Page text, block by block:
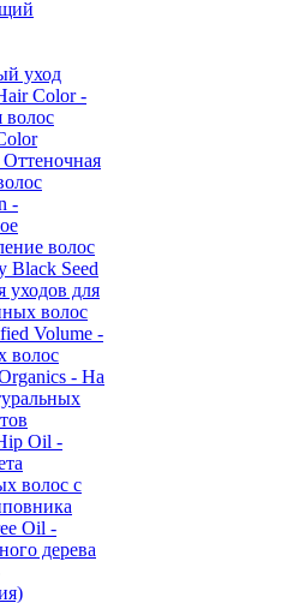
уход
Color -
волос
-
волос
Black Seed
для
волос
Volume -
волос
- На
Oil -
волос с
Oil -
дерева